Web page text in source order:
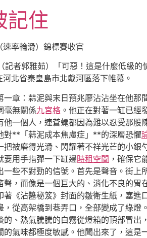
記住
率輪滑）錦標賽收官
記者郭雅茹）「可惡！這是什麼低級
北省秦皇島市北戴河區落下帷幕。
一章：蒜泥與末日預兆廖沾沾坐在他那
毫無關係九宮格 。他正在對著一缸已經
一個人，連蒼蠅都因為難以忍受那
對**「蒜泥成本焦慮症」**的深層恐懼
被磨得光滑、閃耀著不祥光芒的小
要用手指彈一下缸邊時租空間 ，確保它
一些不對勁的信號。首先是聲音。街
聲，而像是一個巨大的、消化不良的
《沾醬秘笈》封面的皺衛生紙，塞
從高架橋到巷弄口，全部變成了綠
的、熱氣騰騰的白霧從燈箱的頂部冒
氣味都極度敏感。他聞出來了，這